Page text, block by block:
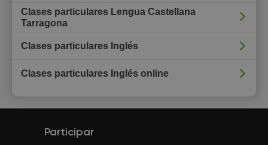
Clases particulares Lengua Castellana
Tarragona
Clases particulares Inglés
Clases particulares Inglés online
Participar